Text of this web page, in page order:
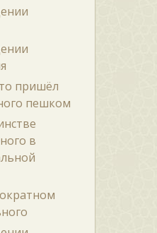
пришёл
пешком
в